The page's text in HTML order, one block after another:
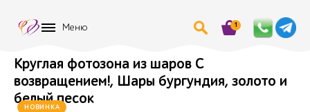
Меню 1
Круглая фотозона из шаров С
возвращением!, Шары бургундия, золото и
белый песок
НОВИНКА